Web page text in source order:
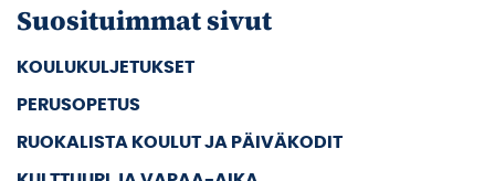
Suosituimmat sivut
KOULUKULJETUKSET
PERUSOPETUS
RUOKALISTA KOULUT JA PÄIVÄKODIT